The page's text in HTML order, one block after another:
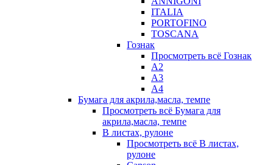
ITALIA
PORTOFINO
TOSCANA
Гознак
Просмотреть всё Гознак
А2
А3
А4
Бумага для акрила,масла, темпе
Просмотреть всё Бумага для
акрила,масла, темпе
В листах, рулоне
Просмотреть всё В листах,
рулоне